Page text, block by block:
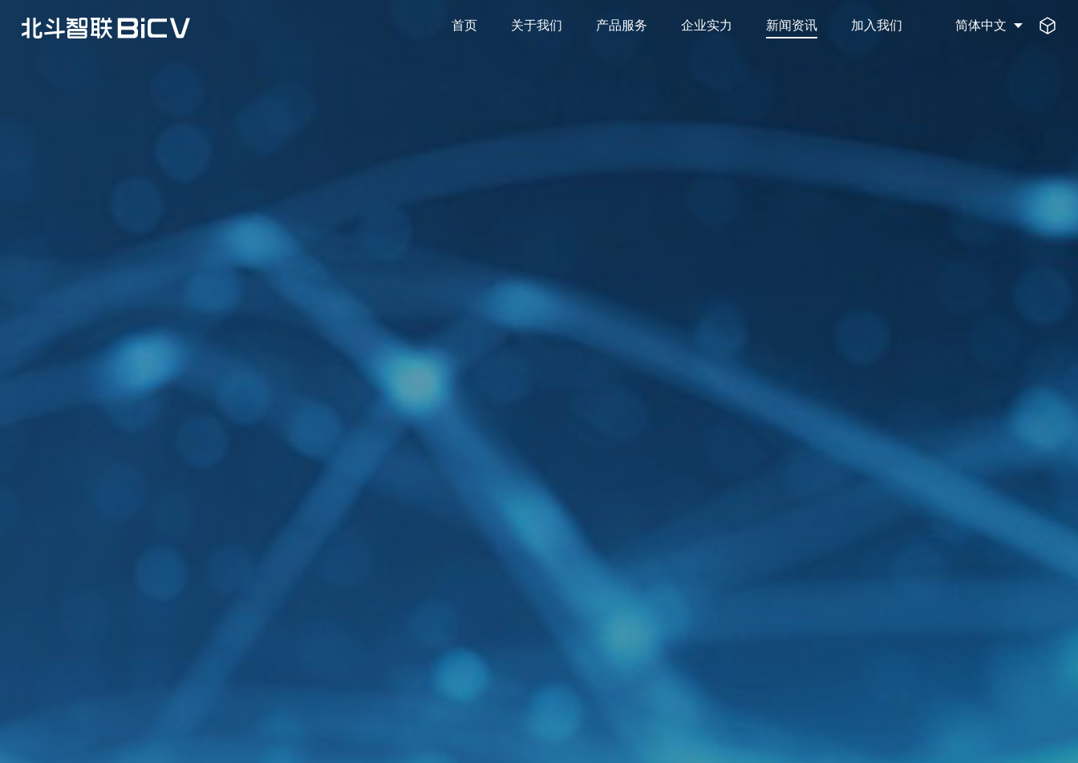
简体中文
首页 关于我们 产品服务 企业实力 新闻资讯 加入我们